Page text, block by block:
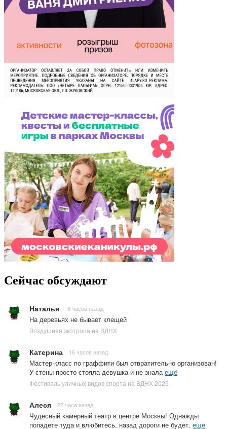
Сейчас обсуждают
Наталья 6 часов назад
На деревьях не бывает клещей
Воздушная экотропа на ВДНХ
Катерина 16 часов назад
Мастер-класс по граффити был отвратительно организован!
У стены просто стояла девушка и не знала ещё
Фестиваль уличных видов спорта на ВДНХ 2026
Алеся 22 часа назад
Чудесный камерный театр в центре Москвы! Однажды
попадете туда и влюбитесь, назад дороги не будет. ещё